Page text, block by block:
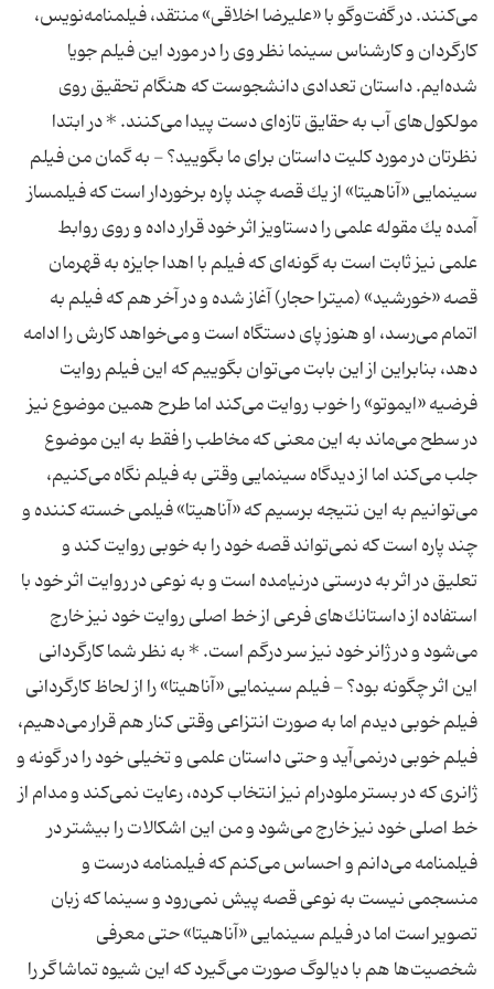
می‌كنند. در گفت‌وگو‌ با «علیرضا اخلاقی» منتقد، فیلمنامه‌نویس،
كارگردان و كارشناس سینما نظر وی را در مورد این فیلم جویا
شده‌ایم. داستان تعدادی دانشجوست كه هنگام تحقیق روی
مولكول‌های آب به حقایق تازه‌ای دست پیدا می‌كنند. * در ابتدا
نظرتان در مورد كلیت داستان برای ما بگویید؟ - به گمان من فیلم
سینمایی «آناهیتا» از یك قصه چند پاره برخوردار است كه فیلمساز
آمده یك مقوله علمی را دستاویز اثر خود قرار داده و روی روابط
علمی نیز ثابت است به گونه‌ای كه فیلم با اهدا جایزه به قهرمان
قصه «خورشید» (میترا حجار) آغاز شده و در آخر هم كه فیلم به
اتمام می‌رسد، او هنوز پای دستگاه است و می‌خواهد كارش را ادامه
دهد، بنابراین از این بابت می‌توان بگوییم كه این فیلم روایت
فرضیه «ایموتو» را خوب روایت می‌كند اما طرح همین موضوع نیز
در سطح می‌ماند به این معنی كه مخاطب را فقط به این موضوع
جلب می‌كند اما از دیدگاه سینمایی وقتی به فیلم نگاه می‌كنیم،
می‌توانیم به این نتیجه برسیم كه «آناهیتا» فیلمی خسته كننده و
چند پاره است كه نمی‌تواند قصه خود را به خوبی روایت كند و
تعلیق در اثر به درستی درنیامده است و به نوعی در روایت اثر خود با
استفاده از داستانك‌های فرعی از خط اصلی روایت خود نیز خارج
می‌شود و در ژانر خود نیز سر درگم است. * به نظر شما كارگردانی
این اثر چگونه بود؟ - فیلم سینمایی «آناهیتا» را از لحاظ كارگردانی
فیلم خوبی دیدم اما به صورت انتزاعی وقتی كنار هم قرار می‌دهیم،
فیلم خوبی درنمی‌آید و حتی داستان علمی و تخیلی خود را در گونه و
ژانری كه در بستر ملودرام نیز انتخاب كرده، رعایت نمی‌كند و مدام از
خط اصلی خود نیز خارج می‌شود و من این اشكالات را بیشتر در
فیلمنامه می‌دانم و احساس می‌كنم كه فیلمنامه درست و
منسجمی نیست به نوعی قصه پیش نمی‌رود و سینما كه زبان
تصویر است اما در فیلم سینمایی «آناهیتا» حتی معرفی
شخصیت‌ها هم با دیالوگ صورت می‌گیرد كه این شیوه تماشاگر را